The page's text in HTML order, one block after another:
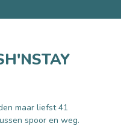
maar liefst 41
spoor en weg.